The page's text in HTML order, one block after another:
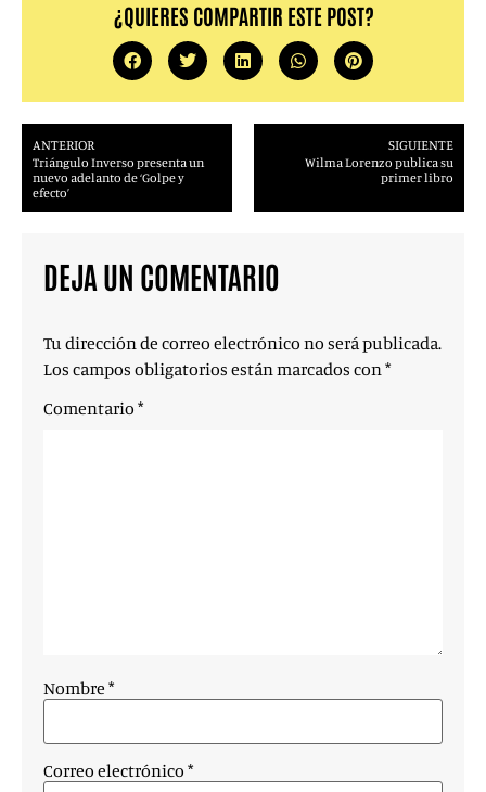
¿QUIERES COMPARTIR ESTE POST?
ANTERIOR
Triángulo Inverso presenta un
nuevo adelanto de ‘Golpe y
efecto’
SIGUIENTE
Wilma Lorenzo publica su
primer libro
DEJA UN COMENTARIO
Tu dirección de correo electrónico no será publicada.
Los campos obligatorios están marcados con*
Comentario *
Nombre *
Correo electrónico *